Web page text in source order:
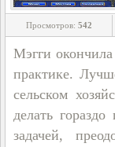
Просмотров: 542
Мэгги
практике.
сельском
делать
задачей,